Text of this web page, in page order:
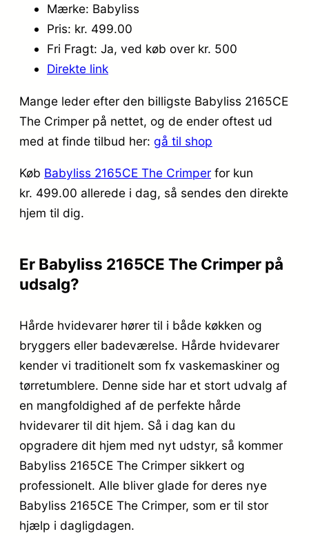
Mærke: Babyliss
Pris: kr. 499.00
Fri Fragt: Ja, ved køb over kr. 500
Direkte link
Mange leder efter den billigste Babyliss 2165CE
The Crimper på nettet, og de ender oftest ud
med at finde tilbud her: gå til shop
Køb Babyliss 2165CE The Crimper for kun
kr. 499.00 allerede i dag, så sendes den direkte
hjem til dig.
Er Babyliss 2165CE The Crimper på
udsalg?
Hårde hvidevarer hører til i både køkken og
bryggers eller badeværelse. Hårde hvidevarer
kender vi traditionelt som fx vaskemaskiner og
tørretumblere. Denne side har et stort udvalg af
en mangfoldighed af de perfekte hårde
hvidevarer til dit hjem. Så i dag kan du
opgradere dit hjem med nyt udstyr, så kommer
Babyliss 2165CE The Crimper sikkert og
professionelt. Alle bliver glade for deres nye
Babyliss 2165CE The Crimper, som er til stor
hjælp i dagligdagen.